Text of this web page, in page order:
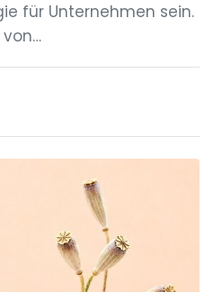
für Unternehmen sein.